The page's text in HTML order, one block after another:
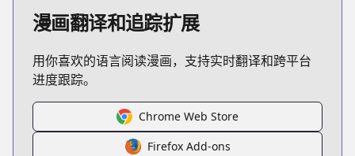
漫画翻译和追踪扩展
用你喜欢的语言阅读漫画，支持实时翻译和跨平台
进度跟踪。
Chrome Web Store
Firefox Add-ons